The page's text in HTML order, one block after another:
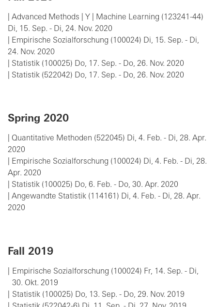
| Advanced Methods | Y | Machine Learning (123241-44)
Di, 15. Sep. - Di, 24. Nov. 2020
| Empirische Sozialforschung (100024) Di, 15. Sep. - Di,
24. Nov. 2020
| Statistik (100025) Do, 17. Sep. - Do, 26. Nov. 2020
| Statistik (522042) Do, 17. Sep. - Do, 26. Nov. 2020
Spring 2020
| Quantitative Methoden (522045) Di, 4. Feb. - Di, 28. Apr.
2020
| Empirische Sozialforschung (100024) Di, 4. Feb. - Di, 28.
Apr. 2020
| Statistik (100025) Do, 6. Feb. - Do, 30. Apr. 2020
| Angewandte Statistik (114161) Di, 4. Feb. - Di, 28. Apr.
2020
Fall 2019
Empirische Sozialforschung (100024) Fr, 14. Sep. - Di,
30. Okt. 2019
Statistik (100025) Do, 13. Sep. - Do, 29. Nov. 2019